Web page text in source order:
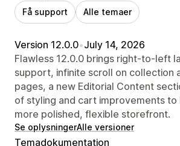
Få support Alle temaer
Version 12.0.0•July 14, 2026
Flawless 12.0.0 brings right-to-left
support, infinite scroll on collection
pages, a new Editorial Content
of styling and cart improvements to
more polished, flexible storefront.
Se oplysningerAlle versioner
Temadokumentation